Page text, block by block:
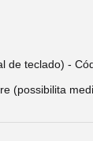
de teclado) -
(possibilita